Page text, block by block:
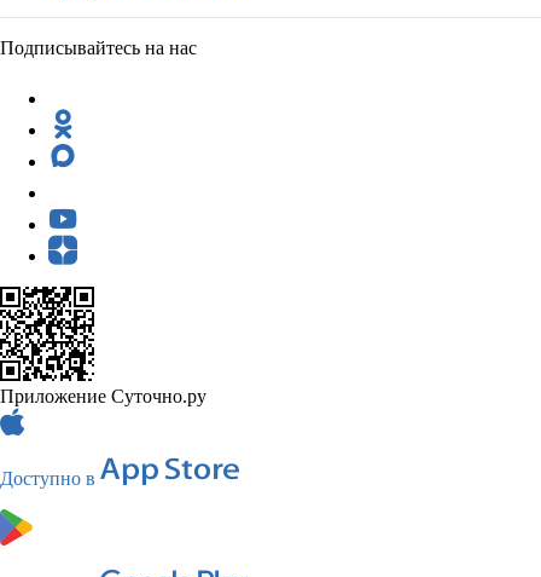
Подписывайтесь на нас
Приложение Суточно.ру
Доступно в